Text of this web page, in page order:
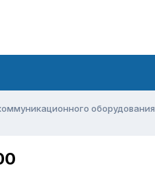
оборудования